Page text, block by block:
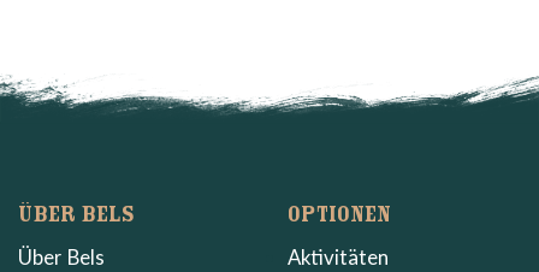
ÜBER BELS
Über Bels
OPTIONEN
Aktivitäten